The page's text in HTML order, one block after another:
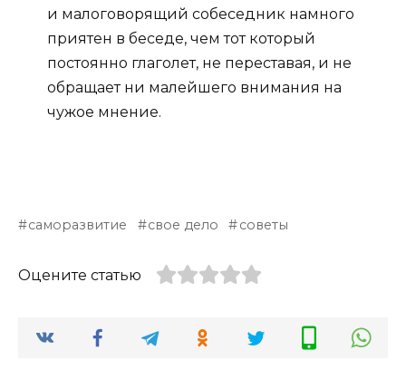
и малоговорящий собеседник намного
приятен в беседе, чем тот который
постоянно глаголет, не переставая, и не
обращает ни малейшего внимания на
чужое мнение.
саморазвитие свое дело советы
Оцените статью